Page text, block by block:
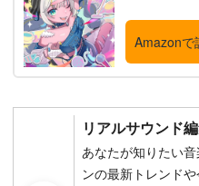
Amazonで
リアルサウンド
あなたが知りたい
ンの最新トレンド